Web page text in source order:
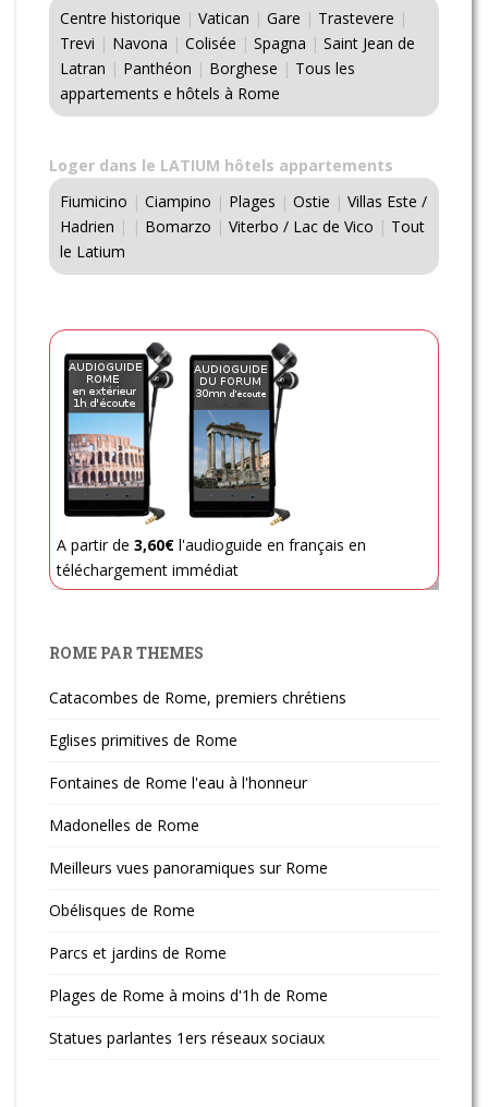
Centre historique | Vatican | Gare | Trastevere |
Trevi | Navona | Colisée | Spagna | Saint Jean de
Latran | Panthéon | Borghese | Tous les
appartements e hôtels à Rome
Loger dans le LATIUM hôtels appartements
Fiumicino | Ciampino | Plages | Ostie | Villas Este /
Hadrien | | Bomarzo | Viterbo / Lac de Vico | Tout
le Latium
A partir de 3,60€ l'audioguide en français en
téléchargement immédiat
ROME PAR THEMES
Catacombes de Rome, premiers chrétiens
Eglises primitives de Rome
Fontaines de Rome l'eau à l'honneur
Madonelles de Rome
Meilleurs vues panoramiques sur Rome
Obélisques de Rome
Parcs et jardins de Rome
Plages de Rome à moins d'1h de Rome
Statues parlantes 1ers réseaux sociaux